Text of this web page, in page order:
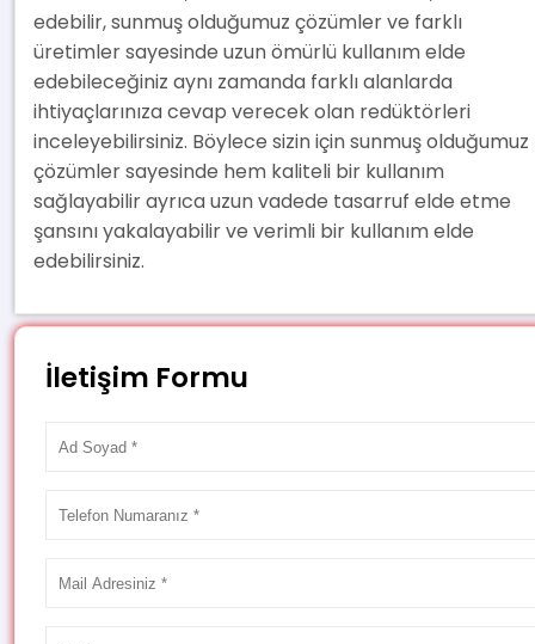
edebilir, sunmuş olduğumuz çözümler ve farklı
üretimler sayesinde uzun ömürlü kullanım elde
edebileceğiniz aynı zamanda farklı alanlarda
ihtiyaçlarınıza cevap verecek olan redüktörleri
inceleyebilirsiniz. Böylece sizin için sunmuş olduğumuz
çözümler sayesinde hem kaliteli bir kullanım
sağlayabilir ayrıca uzun vadede tasarruf elde etme
şansını yakalayabilir ve verimli bir kullanım elde
edebilirsiniz.
İletişim Formu